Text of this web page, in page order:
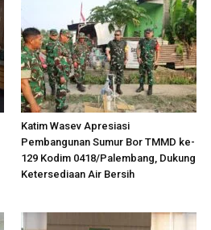
Katim Wasev Apresiasi
Pembangunan Sumur Bor TMMD ke-
129 Kodim 0418/Palembang, Dukung
Ketersediaan Air Bersih